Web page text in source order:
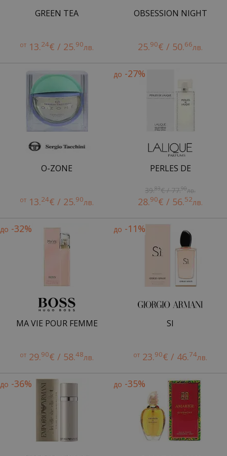
GREEN TEA
от 13.24€ / 25.90лв.
OBSESSION NIGHT
25.90€ / 50.66лв.
O-ZONE
от 13.24€ / 25.90лв.
до -27%
PERLES DE
39.83€ / 77.90лв.
28.90€ / 56.52лв.
до -32%
MA VIE POUR FEMME
от 29.90€ / 58.48лв.
до -11%
SI
от 23.90€ / 46.74лв.
до -36% до -35%